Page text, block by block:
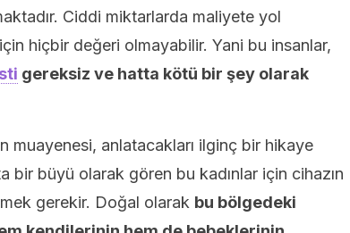
Ciddi miktarlarda maliyete yol
hiçbir değeri olmayabilir. Yani bu insanlar,
gereksiz ve hatta kötü bir şey olarak
muayenesi, anlatacakları ilginç bir hikaye
bir büyü olarak gören bu kadınlar için cihazın
gerekir. Doğal olarak bu bölgedeki